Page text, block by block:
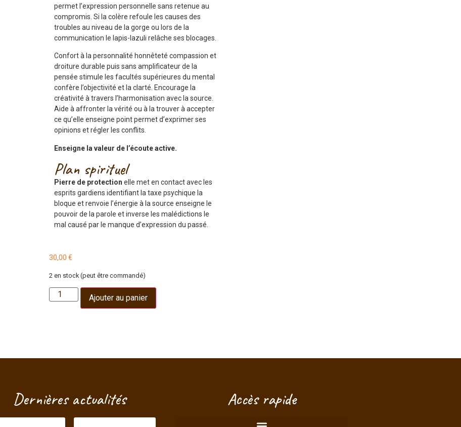
permet l’expression personnelle sans retenue au
compromis. Si la colère refoule les causes des
troubles au niveau de la gorge ou lors de la
communication le lapis-lazuli relâche ses blocages.
Confort à la personnalité honnêteté compassion et
droiture durable puis sans amplificateur de la
pensée stimule les facultés supérieures du mental
confère l’objectivité et la clarté. Encourage la
créativité à travers l’harmonisation avec la source.
Aide à affronter la vérité ou à la trouver à accepter
ce qu’elle enseigne point permet d’exprimer ses
opinions et régler les conflits.
Enseigne la valeur de l’écoute active.
Plan spirituel
Pierre de protection elle met en contact avec les
esprits gardiens identifiant la taxe psychique la
bloque et renvoie l’énergie à la source enseigne le
pouvoir de la parole et inverse les malédictions le
mal causé par le manque d’expression du passé.
30,00 €
2 en stock (peut être commandé)
Ajouter au panier
Dernières actualités Accès rapide